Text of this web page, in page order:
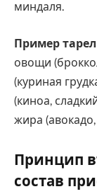
миндаля.
Пример
овощи
(куриная
(киноа,
жира
Принцип
состав